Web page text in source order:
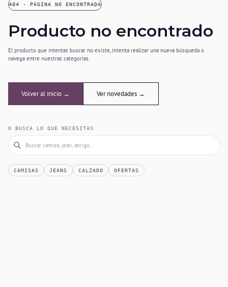
404 · PÁGINA NO ENCONTRADA
Producto no encontrado
El producto que intentas buscar no existe, intenta realizar una nueva búsqueda o
navega entre nuestras categorías.
Volver al inicio → Ver novedades →
O BUSCA LO QUE NECESITAS
CAMISAS JEANS CALZADO OFERTAS